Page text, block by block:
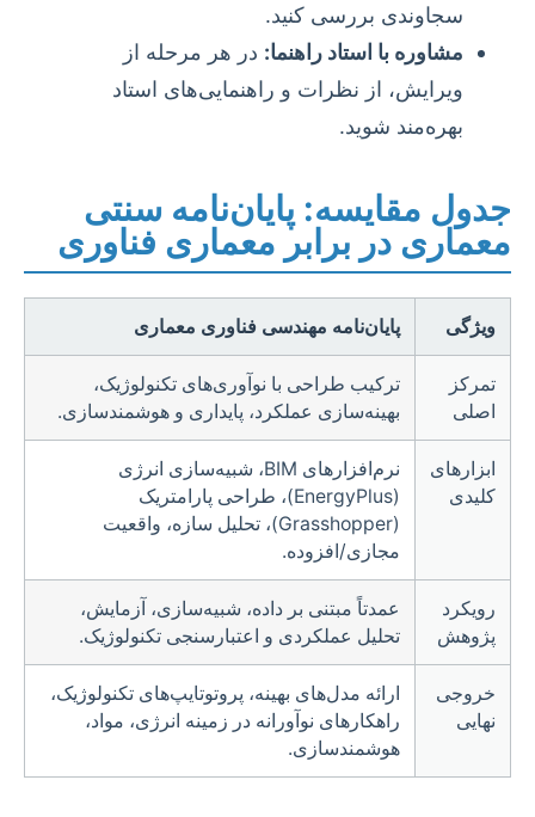
سجاوندی بررسی کنید.
مشاوره با استاد راهنما: در هر مرحله از
ویرایش، از نظرات و راهنمایی‌های استاد
بهره‌مند شوید.
جدول مقایسه: پایان‌نامه سنتی
معماری در برابر معماری فناوری
ویژگی پایان‌نامه مهندسی فناوری معماری
تمرکز
اصلی
ترکیب طراحی با نوآوری‌های تکنولوژیک،
بهینه‌سازی عملکرد، پایداری و هوشمندسازی.
ابزارهای
کلیدی
نرم‌افزارهای BIM، شبیه‌سازی انرژی
(EnergyPlus)، طراحی پارامتریک
(Grasshopper)، تحلیل سازه، واقعیت
مجازی/افزوده.
رویکرد
پژوهش
عمدتاً مبتنی بر داده، شبیه‌سازی، آزمایش،
تحلیل عملکردی و اعتبارسنجی تکنولوژیک.
خروجی
نهایی
ارائه مدل‌های بهینه، پروتوتایپ‌های تکنولوژیک،
راهکارهای نوآورانه در زمینه انرژی، مواد،
هوشمندسازی.